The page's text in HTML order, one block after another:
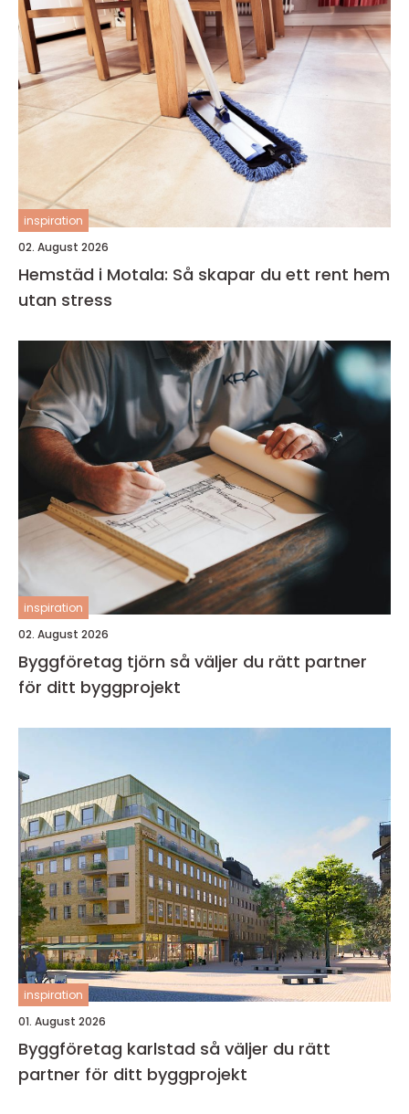
inspiration
02. August 2026
Hemstäd i Motala: Så skapar du ett rent hem
utan stress
inspiration
02. August 2026
Byggföretag tjörn så väljer du rätt partner
för ditt byggprojekt
inspiration
01. August 2026
Byggföretag karlstad så väljer du rätt
partner för ditt byggprojekt